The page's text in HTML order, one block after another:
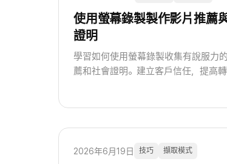
使用螢幕錄製製作影片推薦
證明
學習如何使用螢幕錄製收集有說服力
薦和社會證明。建立客戶信任，提高轉
2026年6月19日 技巧 擷取模式